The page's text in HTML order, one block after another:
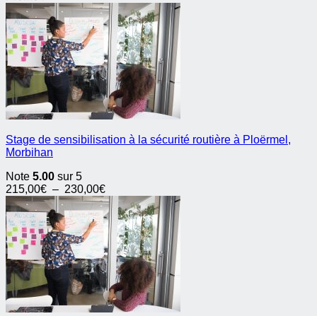
initial
était :
250,00€.
actuel
est :
245,00€.
Stage de sensibilisation à la sécurité routière à Ploërmel,
Morbihan
Note 5.00 sur 5
215,00€ – 230,00€Plage
de
prix :
215,00€
à
230,00€